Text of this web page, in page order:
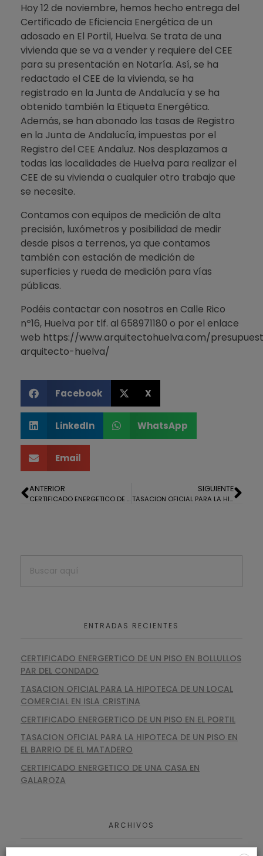
Hoy 12 de noviembre, hemos hecho entrega del
Certificado de Eficiencia Energética de un
adosado en El Portil, Huelva. Se trata de una
vivienda que se va a vender y requiere del CEE
para su presentación en Notaría. Así, se ha
redactado el CEE de la vivienda, se ha
registrado en la Junta de Andalucía y se ha
obtenido también la Etiqueta Energética.
Además, se han abonado las tasas de Registro
en la Junta de Andalucía, impuestas por el
Registro del CEE Andaluz. Nos desplazamos a
todas las localidades de Huelva para realizar el
CEE de su vivienda o cualquier otro trabajo que
se necesite.
Contamos con equipos de medición de alta
precisión, luxómetros y posibilidad de medir
desde pisos a terrenos, ya que contamos
también con estación de medición de
superficies y rueda de medición para vías
públicas.
Podéis contactar con nosotros en Calle Rico
nº16, Huelva por tlf. al 658971180 o por el enlace
web https://www.arquitectohuelva.com/
arquitecto-huelva/
Facebook X
LinkedIn WhatsApp
Email
ANTERIOR
CERTIFICADO ENERGETICO DE UN LOCAL COMERCIAL EN ALJARAQUE
SIGUIENTE
TASACION OFICIAL PARA LA HIPOTECA DE UNA CASA EN CONSTRUCCIÓN EN VILLABLANCA
ENTRADAS RECIENTES
CERTIFICADO ENERGERTICO DE UN PISO EN BOLLULLOS
PAR DEL CONDADO
TASACION OFICIAL PARA LA HIPOTECA DE UN LOCAL
COMERCIAL EN ISLA CRISTINA
CERTIFICADO ENERGERTICO DE UN PISO EN EL PORTIL
TASACION OFICIAL PARA LA HIPOTECA DE UN PISO EN
EL BARRIO DE EL MATADERO
CERTIFICADO ENERGETICO DE UNA CASA EN
GALAROZA
ARCHIVOS